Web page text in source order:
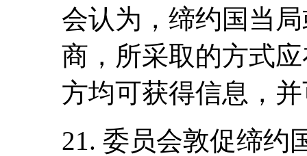
会认为，缔约国当
商，所采取的方式
方均可获得信息，
21. 委员会敦促缔约